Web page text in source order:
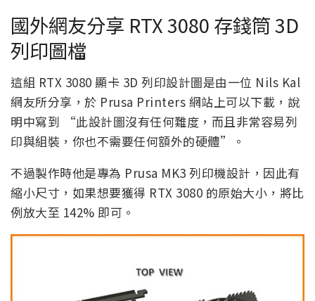
國外網友分享 RTX 3080 存錢筒 3D
列印圖檔
這組 RTX 3080 顯卡 3D 列印設計圖是由一位 Nils Kal
網友所分享，於 Prusa Printers 網站上可以下載，說
明中寫到 “此設計圖沒有任何難度，而且非常容易列
印與組裝，你也不需要任何額外的硬體”。
不過製作時他是專為 Prusa MK3 列印機設計，因此有
縮小尺寸，如果想要獲得 RTX 3080 的原始大小，將比
例放大至 142% 即可。